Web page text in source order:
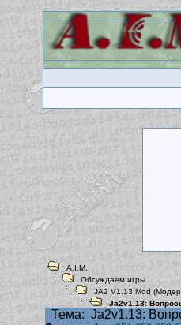
A.I.M.
Обсуждаем игры
JA2 V1.13 Mod
Ja2v1.13:
Тема: Ja2v1.13: